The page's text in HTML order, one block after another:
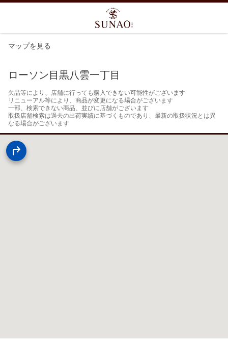
マップを見る
ローソン目黒八雲一丁目
欠品等により、店舗に行っても購入できない可能性がございます
リニューアル等により、商品が変更になる場合がございます
一部、検索できない商品、並びに店舗がございます
取扱店舗検索は過去の出荷実績に基づくものであり、最新の取扱状況とは異
なる場合がございます